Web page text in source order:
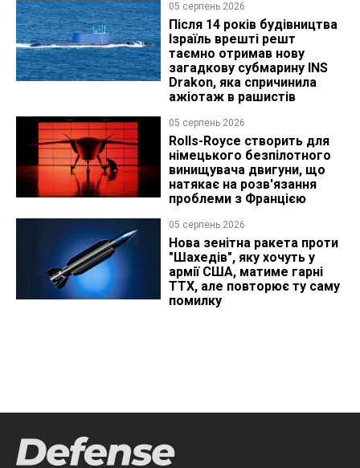
05 серпень 2026
Після 14 років будівництва
Ізраїль врешті решт
таємно отримав нову
загадкову субмарину INS
Drakon, яка спричинила
ажіотаж в рашистів
05 серпень 2026
Rolls-Royce створить для
німецького безпілотного
винищувача двигуни, що
натякає на розв'язання
проблеми з Францією
05 серпень 2026
Нова зенітна ракета проти
"Шахедів", яку хочуть у
армії США, матиме гарні
ТТХ, але повторює ту саму
помилку